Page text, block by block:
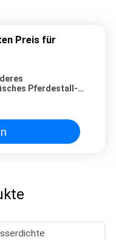
Preis für
Pferdestall-